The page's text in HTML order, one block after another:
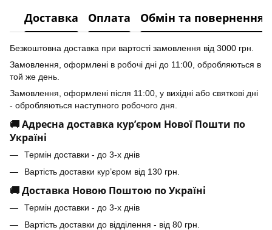
Доставка Оплата Обмін та повернення
Безкоштовна доставка при вартості замовлення від 3000 грн.
Замовлення, оформлені в робочі дні до 11:00, обробляються в
той же день.
Замовлення, оформлені після 11:00, у вихідні або святкові дні
- обробляються наступного робочого дня.
🚚 Адресна доставка кур’єром Нової Пошти по
Україні
Термін доставки - до 3-х днів
Вартість доставки кур’єром від 130 грн.
🚚 Доставка Новою Поштою по Україні
Термін доставки - до 3-х днів
Вартість доставки до відділення - від 80 грн.